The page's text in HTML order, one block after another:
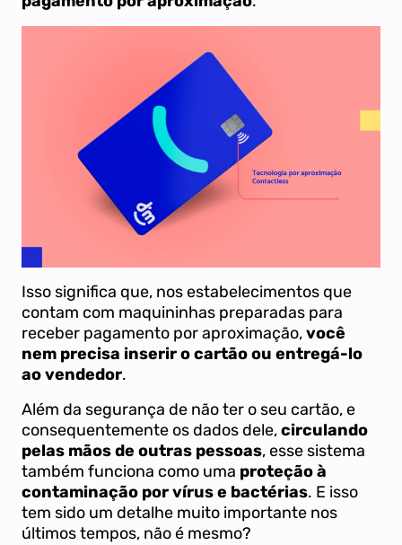
Isso significa que, nos estabelecimentos que
contam com maquininhas preparadas para
receber pagamento por aproximação,você
nem precisa inserir o cartão ou entregá-lo
ao vendedor.
Além da segurança de não ter o seu cartão, e
consequentemente os dados dele,circulando
pelas mãos de outras pessoas, esse sistema
também funciona como uma proteção à
contaminação por vírus e bactérias. E isso
tem sido um detalhe muito importante nos
últimos tempos, não é mesmo?